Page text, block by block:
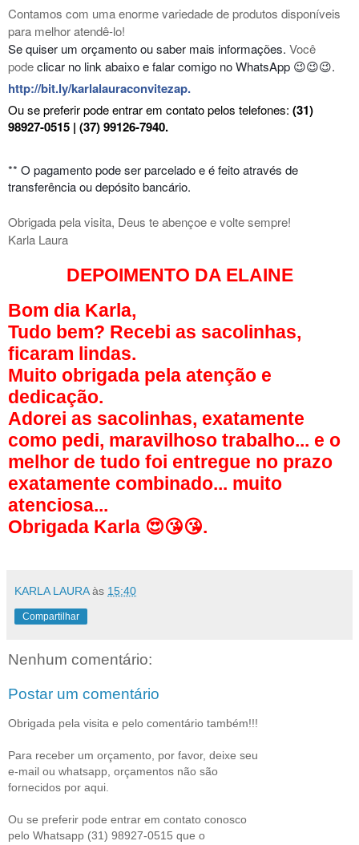
Contamos com uma enorme variedade de produtos disponíveis
para melhor atendê-lo!
Se quiser um orçamento ou saber mais informações. Você
podeclicar no link abaixoe falar comigo no WhatsApp 😉😉😉.
http://bit.ly/karlalauraconvitezap.
Ou se preferir pode entrar em contato pelos telefones: (31)
98927-0515 | (37) 99126-7940.
** O pagamento pode ser parcelado e é feito através de
transferência ou depósito bancário.
Obrigada pela visita, Deus te abençoe e volte sempre!
Karla Laura
DEPOIMENTO DA ELAINE
Bom dia Karla,
Tudo bem? Recebi as sacolinhas,
ficaram lindas.
Muito obrigada pela atenção e
dedicação.
Adorei as sacolinhas, exatamente
como pedi, maravilhoso trabalho... e o
melhor de tudo foi entregue no prazo
exatamente combinado... muito
atenciosa...
Obrigada Karla 😍😘😘.
KARLA LAURA às 15:40
Compartilhar
Nenhum comentário:
Postar um comentário
Obrigada pela visita e pelo comentário também!!!
Para receber um orçamento, por favor, deixe seu
e-mail ou whatsapp, orçamentos não são
fornecidos por aqui.
Ou se preferir pode entrar em contato conosco
pelo Whatsapp (31) 98927-0515 que o